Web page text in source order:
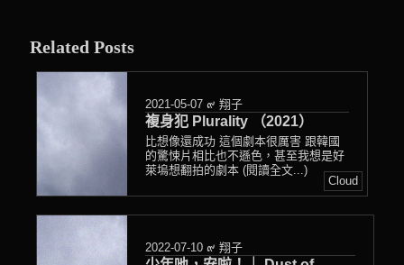
posted
in
Related Posts
2021-05-07 ๙ 翔子
複身犯 Plurality （2021）
比想像還成功 這個劇本很厲害 跟韓國
的驚悚片相比也不遜色，甚至我想是好
萊塢想翻拍的劇本 (閱讀全文...)
Cloud
2022-07-10 ๙ 翔子